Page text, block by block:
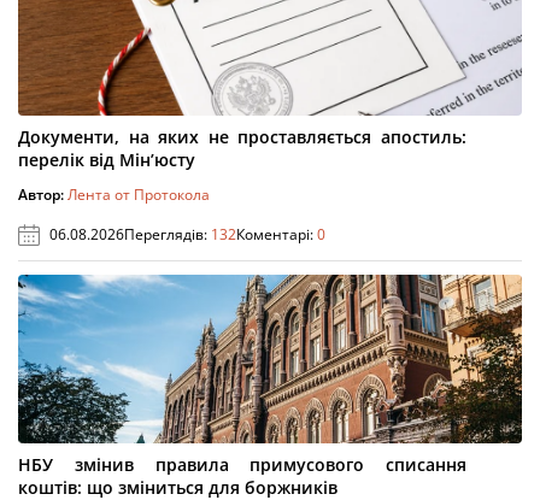
Документи, на яких не проставляється апостиль:
перелік від Мін’юсту
Автор:Лента от Протокола
06.08.2026Переглядів: 132Коментарі:0
НБУ змінив правила примусового списання
коштів: що зміниться для боржників